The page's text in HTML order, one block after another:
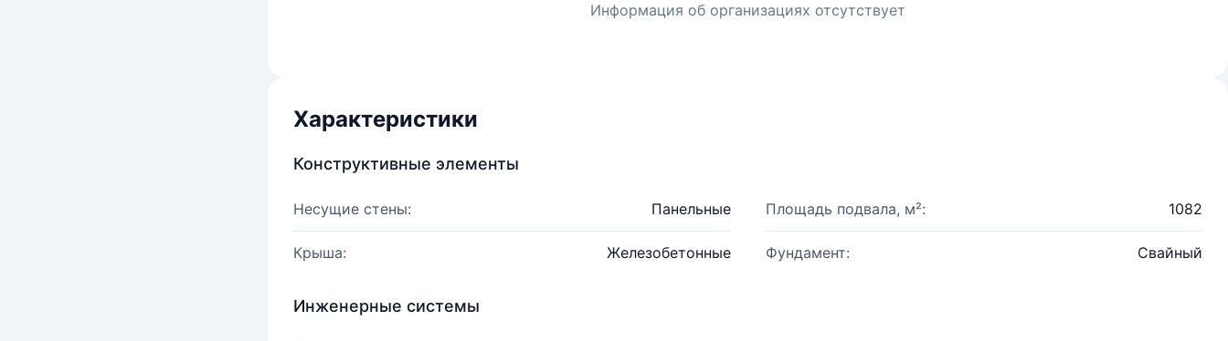
Информация об организациях отсутствует
Характеристики
Конструктивные элементы
Несущие стены: Панельные Площадь подвала, м²: 1082
Крыша: Железобетонные Фундамент: Свайный
Инженерные системы